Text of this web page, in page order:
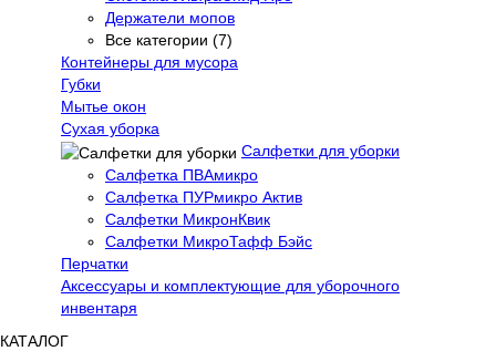
Держатели мопов
Все категории (7)
Контейнеры для мусора
Губки
Мытье окон
Сухая уборка
Салфетки для уборки
Салфетка ПВАмикро
Салфетка ПУРмикро Актив
Салфетки МикронКвик
Салфетки МикроТафф Бэйс
Перчатки
Аксессуары и комплектующие для уборочного
инвентаря
КАТАЛОГ